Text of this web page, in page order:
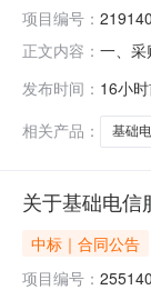
项目编号：
正文内容： 一、
或标
发布时间： 16小
相关产品：
基础
关于基础电信
中标｜合同公告
项目编号：